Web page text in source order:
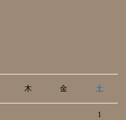
木 金 土
1